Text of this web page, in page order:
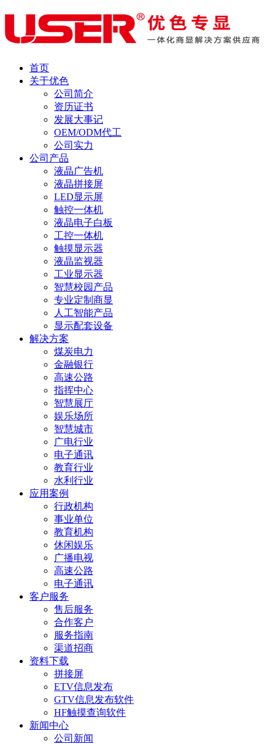
首页
关于优色
公司简介
资历证书
发展大事记
OEM/ODM代工
公司实力
公司产品
液晶广告机
液晶拼接屏
LED显示屏
触控一体机
液晶电子白板
工控一体机
触摸显示器
液晶监视器
工业显示器
智慧校园产品
专业定制商显
人工智能产品
显示配套设备
解决方案
煤炭电力
金融银行
高速公路
指挥中心
智慧展厅
娱乐场所
智慧城市
广电行业
电子通讯
教育行业
水利行业
应用案例
行政机构
事业单位
教育机构
休闲娱乐
广播电视
高速公路
电子通讯
客户服务
售后服务
合作客户
服务指南
渠道招商
资料下载
拼接屏
ETV信息发布
GTV信息发布软件
HF触摸查询软件
新闻中心
公司新闻